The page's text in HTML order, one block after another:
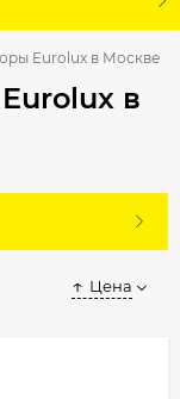
Eurolux в Москве
в
Цена